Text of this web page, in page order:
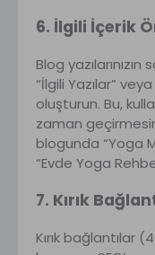
6. İlgili İçerik
Blog
“İlgili Yazılar”
oluşturun. Bu,
zaman
blogunda “Yoga
“Evde Yoga
7. Kırık
Kırık bağlantılar